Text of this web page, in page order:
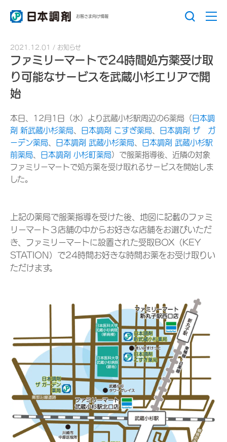
お客さま向け情報
2021.12.01 お知らせ
ファミリーマートで24時間処方薬受け取
り可能なサービスを武蔵小杉エリアで開
始
本日、12月1日（水）より武蔵小杉駅周辺の6薬局（ 日本調
剤 新武蔵小杉薬局、 日本調剤 こすぎ薬局、
日本調剤 ザ ガ
ーデン薬局、 日本調剤 武蔵小杉薬局、
日本調剤 武蔵小杉駅
前薬局、 日本調剤 小杉町薬局 ）で服薬指導後、近隣の対象
ファミリーマートで処方薬を受け取れるサービスを開始しま
した。
上記の薬局で服薬指導を受けた後、地図に記載のファミ
リーマート３店舗の中からお好きな店舗をお選びいただ
き、ファミリーマートに設置された受取BOX（KEY
STATION）で24時間お好きな時間お薬をお受け取りい
ただけます。